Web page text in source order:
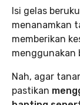
Isi gelas
menanamkan
memberikan
menggunakan
Nah, agar
pastikan